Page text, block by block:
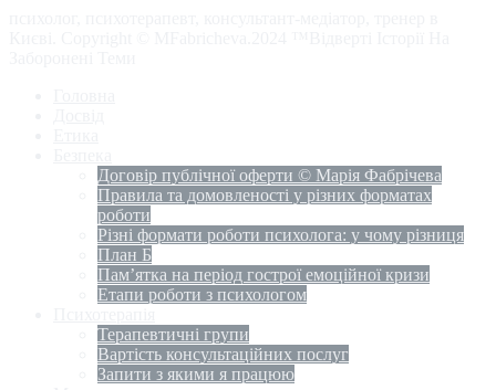
Договір публічної оферти © Марія Фабрічева
Правила та домовленості у різних форматах
роботи
Різні формати роботи психолога: у чому різниця
План Б
Пам’ятка на період гострої емоційної кризи
Етапи роботи з психологом
Терапевтичні групи
Вартість консультаційних послуг
Запити з якими я працюю